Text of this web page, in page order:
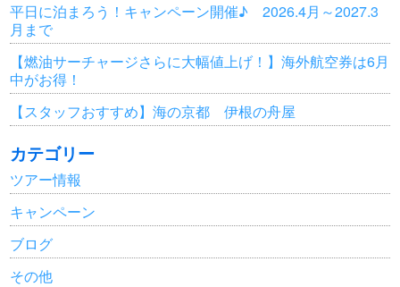
平日に泊まろう！キャンペーン開催♪ 2026.4月～2027.3
月まで
【燃油サーチャージさらに大幅値上げ！】海外航空券は6月
中がお得！
【スタッフおすすめ】海の京都 伊根の舟屋
カテゴリー
ツアー情報
キャンペーン
ブログ
その他